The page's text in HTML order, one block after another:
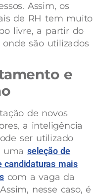
Assim, os
de RH tem muito
livre, a partir do
são utilizados
e
de novos
a inteligência
ser utilizado
umaseleção de
candidaturas mais
com a vaga da
nesse caso, é